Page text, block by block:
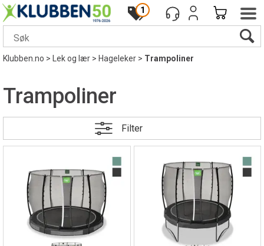
1
Klubben.no> Lek og lær>Hageleker>Trampoliner
Trampoliner
Filter